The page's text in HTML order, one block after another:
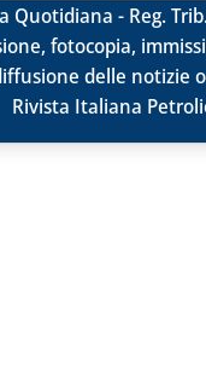
Quotidiana - Reg.
fotocopia,
delle notizie
Rivista Italiana